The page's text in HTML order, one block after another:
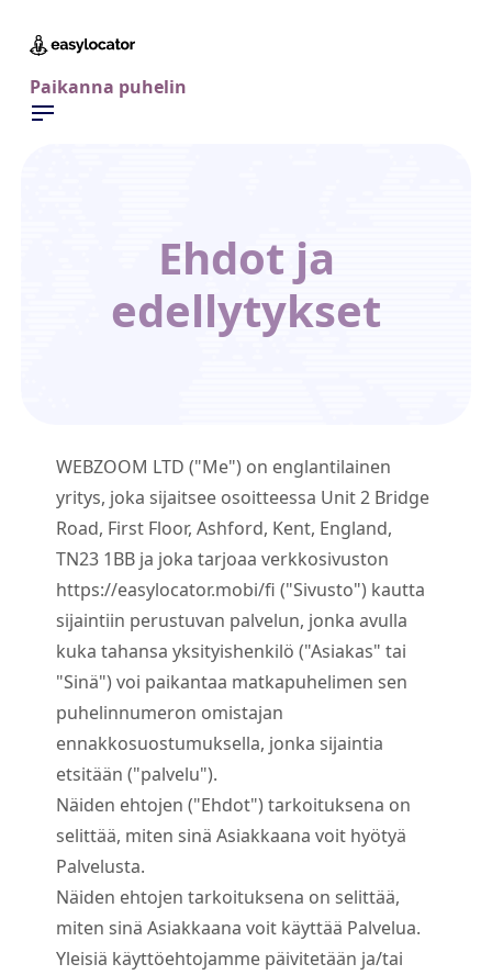
Paikanna puhelin
Ehdot ja
edellytykset
WEBZOOM LTD ("Me") on englantilainen
yritys, joka sijaitsee osoitteessa Unit 2 Bridge
Road, First Floor, Ashford, Kent, England,
TN23 1BB ja joka tarjoaa verkkosivuston
https://easylocator.mobi/fi ("Sivusto") kautta
sijaintiin perustuvan palvelun, jonka avulla
kuka tahansa yksityishenkilö ("Asiakas" tai
"Sinä") voi paikantaa matkapuhelimen sen
puhelinnumeron omistajan
ennakkosuostumuksella, jonka sijaintia
etsitään ("palvelu").
Näiden ehtojen ("Ehdot") tarkoituksena on
selittää, miten sinä Asiakkaana voit hyötyä
Palvelusta.
Näiden ehtojen tarkoituksena on selittää,
miten sinä Asiakkaana voit käyttää Palvelua.
Yleisiä käyttöehtojamme päivitetään ja/tai